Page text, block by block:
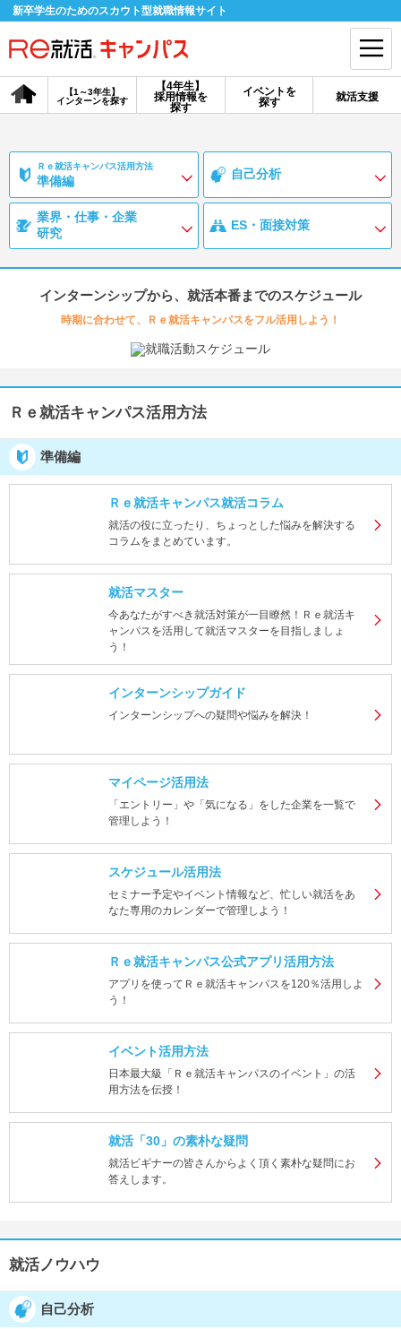
新卒学生のためのスカウト型就職情報サイト
【4年生】
採用情報を
探す
【1～3年生】
インターンを探す
イベントを
探す
就活支援
会員登録 ログイン
会員ID・パスワードを忘れた方はこちら
探す
採用情報を探す
説明会を探す
インターンを探す
お知らせ
就活ノウハウ・サポート
就活ノウハウが満載！
適職診断
あなたに合う仕事を診断！
就活チャンネル
動画で対策講座をチェック
就活ニュースペーパー
就活時事ニュースを更新
よくある質問
Ｒｅ就活キャンパス活用方法
準備編 自己分析
業界・仕事・企業
研究
ES・面接対策
インターンシップから、就活本番までのスケジュール
時期に合わせて、Ｒｅ就活キャンパスをフル活用しよう！
Ｒｅ就活キャンパス活用方法
準備編
Ｒｅ就活キャンパス就活コラム
就活の役に立ったり、ちょっとした悩みを解決する
コラムをまとめています。
就活マスター
今あなたがすべき就活対策が一目瞭然！Ｒｅ就活キ
ャンパスを活用して就活マスターを目指しましょ
う！
インターンシップガイド
インターンシップへの疑問や悩みを解決！
マイページ活用法
「エントリー」や「気になる」をした企業を一覧で
管理しよう！
スケジュール活用法
セミナー予定やイベント情報など、忙しい就活をあ
なた専用のカレンダーで管理しよう！
Ｒｅ就活キャンパス公式アプリ活用方法
アプリを使ってＲｅ就活キャンパスを120％活用しよ
う！
イベント活用方法
日本最大級「Ｒｅ就活キャンパスのイベント」の活
用方法を伝授！
就活「30」の素朴な疑問
就活ビギナーの皆さんからよく頂く素朴な疑問にお
答えします。
就活ノウハウ
自己分析